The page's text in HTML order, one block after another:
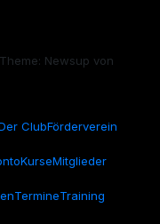
Theme: Newsup von
ClubFörderverein
KurseMitglieder
TermineTraining